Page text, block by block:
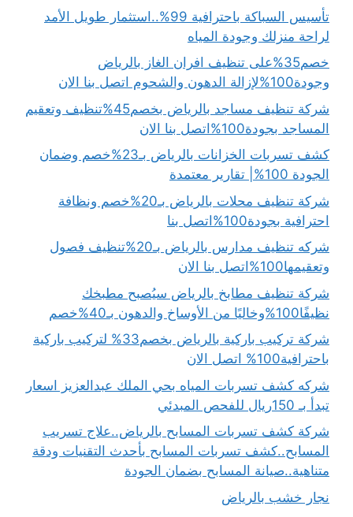
تأسيس السباكة باحترافية 99%..استثمار طويل الأمد
لراحة منزلك وجودة المياه
خصم35%على تنظيف افران الغاز بالرياض
وجودة100%لإزالة الدهون والشحوم اتصل بنا الان
شركة تنظيف مساجد بالرياض بخصم45%تنظيف وتعقيم
المساجد بجودة100%اتصل بنا الان
كشف تسربات الخزانات بالرياض بـ23%خصم وضمان
الجودة 100%| تقارير معتمدة
شركة تنظيف محلات بالرياض بـ20%خصم ونظافة
احترافية بجودة100%اتصل بنا
شركه تنظيف مدارس بالرياض بـ20%تنظيف فصول
وتعقيمها100%اتصل بنا الان
شركة تنظيف مطابخ بالرياض سيُصبح مطبخك
نظيفًا100%وخاليًا من الأوساخ والدهون بـ40%خصم
شركة تركيب باركية بالرياض بخصم33% لتركيب باركية
باحترافية100% اتصل الان
شركه كشف تسربات المياه بحي الملك عبدالعزيز اسعار
تبدأ بـ 150ريال للفحص المبدئي
شركة كشف تسربات المسابح بالرياض..علاج تسريب
المسابح..كشف تسربات المسابح بأحدث التقنيات ودقة
متناهية..صيانة المسابح بضمان الجودة
نجار خشب بالرياض